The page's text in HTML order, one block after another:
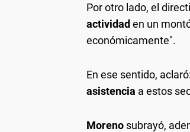
Por otro lado, el
actividaden un
económicamente".
En ese sentido,
asistencia a estos
Moreno subrayó,